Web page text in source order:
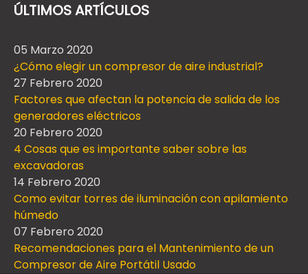
ÚLTIMOS ARTÍCULOS
05 Marzo 2020
¿Cómo elegir un compresor de aire industrial?
27 Febrero 2020
Factores que afectan la potencia de salida de los
generadores eléctricos
20 Febrero 2020
4 Cosas que es importante saber sobre las
excavadoras
14 Febrero 2020
Como evitar torres de iluminación con apilamiento
húmedo
07 Febrero 2020
Recomendaciones para el Mantenimiento de un
Compresor de Aire Portátil Usado